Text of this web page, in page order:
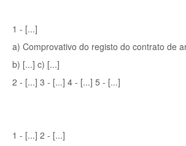
1 - [...]
a) Comprovativo do registo do contrato de
b) [...] c) [...]
2 - [...] 3 - [...] 4 - [...] 5 - [...]
1 - [...] 2 - [...]